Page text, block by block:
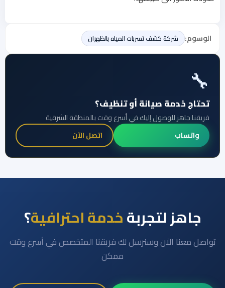
الوسوم: شركة كشف تسربات المياه بالظهران
🔧
تحتاج خدمة صيانة أو تنظيف؟
فريقنا جاهز للوصول إليك في أسرع وقت بالمنطقة الشرقية
واتساب
اتصل الآن
جاهز لتجربةخدمة احترافية؟
تواصل معنا الآن وسنرسل لك فريقنا المتخصص في أسرع وقت
ممكن